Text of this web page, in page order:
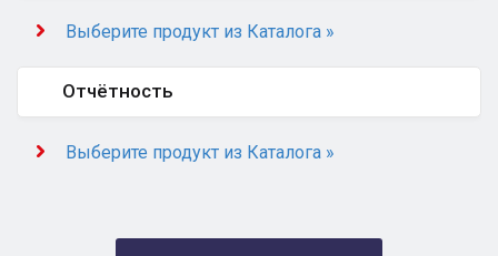
Выберите продукт из Каталога »
Отчётность
Выберите продукт из Каталога »